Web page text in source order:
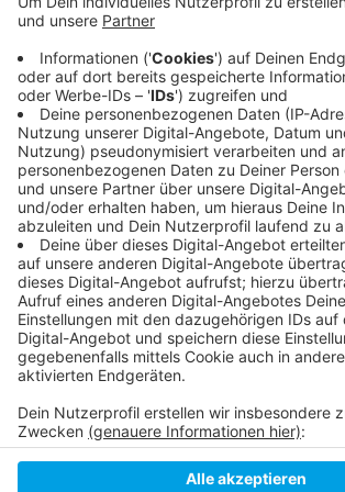
Danach geht es wieder zurück auf die
Straße Richtung Bilker Allee. Die
mit rund 7.000 Teilnehmern, nach
Aussagen sähe es aktuell aber noch
aus.
Veröffentlicht:Samstag, 19.02.2022 14:48
Anzeige
Anzeige